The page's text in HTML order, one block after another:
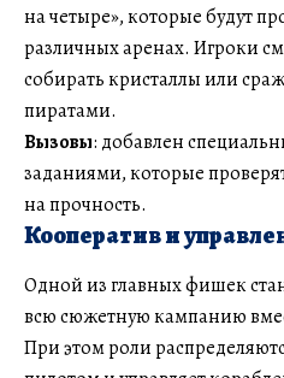
на четыре», которые будут
различных аренах. Игроки
собирать кристаллы или
пиратами.
Вызовы: добавлен
заданиями, которые
на прочность.
Кооператив и
Одной из главных фишек
всю сюжетную кампанию
При этом роли